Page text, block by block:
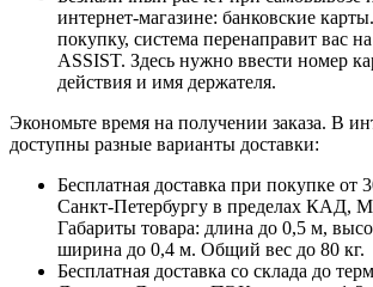
интернет-магазине: банковские
покупку, система перенаправит вас
ASSIST. Здесь нужно ввести номер
действия и имя держателя.
Экономьте время на получении заказа. В
доступны разные варианты доставки:
Бесплатная доставка при покупке от
Санкт-Петербургу в пределах КАД,
Габариты товара: длина до 0,5 м,
ширина до 0,4 м. Общий вес до 80 кг.
Бесплатная доставка со склада до